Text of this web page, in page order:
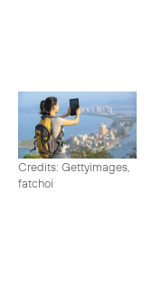
Credits: Gettyimages,
fatchoi